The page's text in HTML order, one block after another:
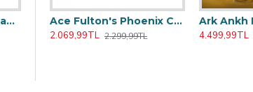
Lego Creator 40713 Japonya Kartpostalı
Ace Fulton's Phoenix Casino Red Oyun Kağıdı Limited Edition Koleksiyonluk iskambil Kartları Destesi
2.069,99TL 2.299,99TL
4.499,99TL